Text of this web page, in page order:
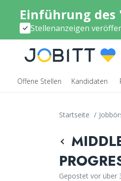
Einführung des
Stellenanzeigen
Offene Stellen Kandidaten
Startseite /
Gepostet vor über